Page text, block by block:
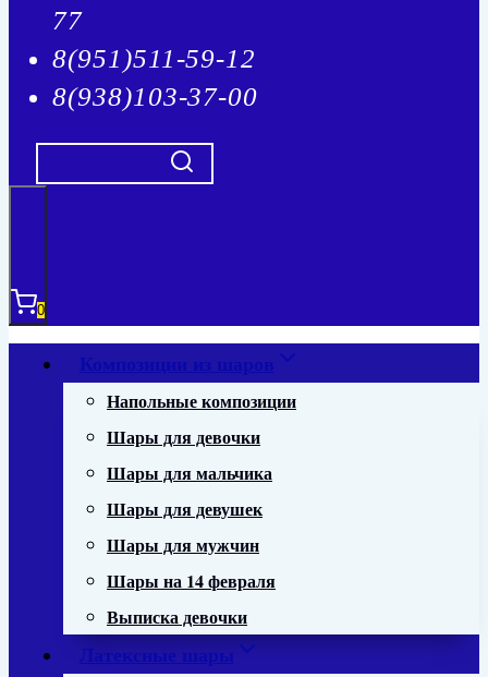
77
8(951)511-59-12
8(938)103-37-00
0
Композиции из шаров
Напольные композиции
Шары для девочки
Шары для мальчика
Шары для девушек
Шары для мужчин
Шары на 14 февраля
Выписка девочки
Латексные шары